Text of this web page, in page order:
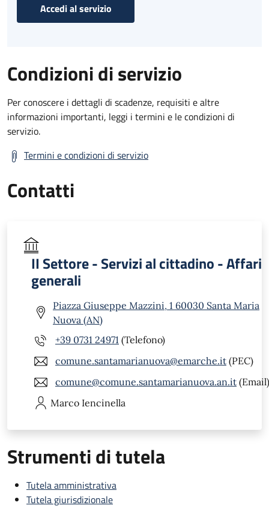
Accedi al servizio
Condizioni di servizio
Per conoscere i dettagli di scadenze, requisiti e altre
informazioni importanti, leggi i termini e le condizioni di
servizio.
Termini e condizioni di servizio
Contatti
II Settore - Servizi al cittadino - Affari
generali
Piazza Giuseppe Mazzini, 1 60030 Santa Maria
Nuova (AN)
+39 0731 24971 (Telefono)
comune.santamarianuova@emarche.it (PEC)
comune@comune.santamarianuova.an.it (Email)
Marco Iencinella
Strumenti di tutela
Tutela amministrativa
Tutela giurisdizionale